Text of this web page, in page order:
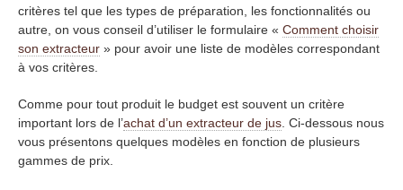
critères tel que les types de préparation, les fonctionnalités ou
autre, on vous conseil d’utiliser le formulaire « Comment choisir
son extracteur » pour avoir une liste de modèles correspondant
à vos critères.
Comme pour tout produit le budget est souvent un critère
important lors de l’achat d’un extracteur de jus . Ci-dessous nous
vous présentons quelques modèles en fonction de plusieurs
gammes de prix.